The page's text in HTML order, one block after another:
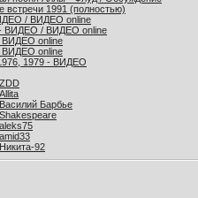
встречи 1991 (полностью)
/ ВИДЕО online
ВИДЕО / ВИДЕО online
online
online
1979 - ВИДЕО
Барбье
92